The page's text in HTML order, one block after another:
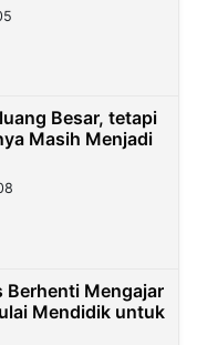
Besar, tetapi
Masih Menjadi
Berhenti Mengajar
Mendidik untuk